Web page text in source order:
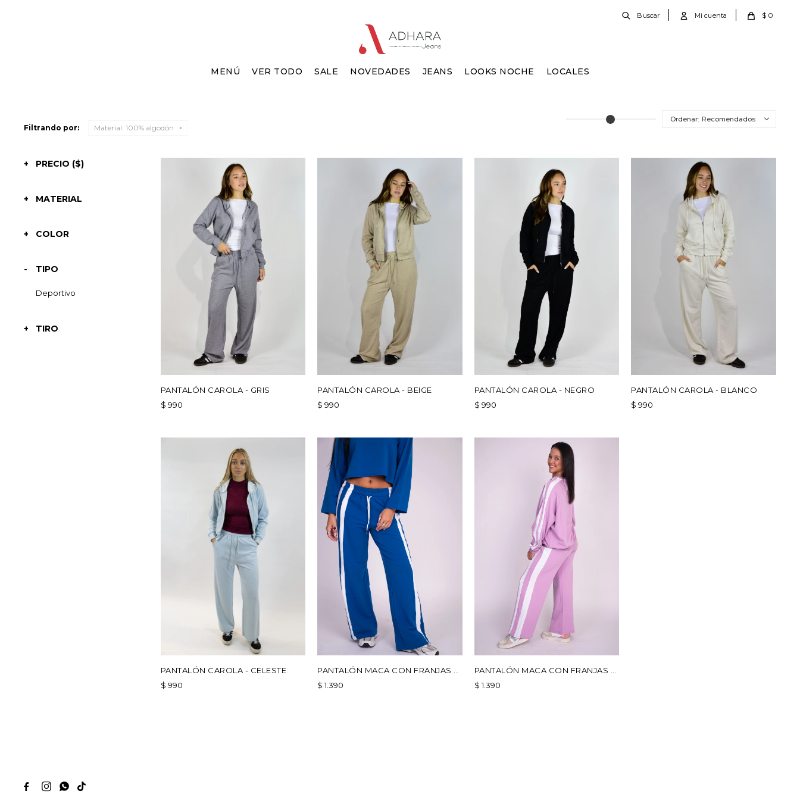
MENÚ VER TODO SALE NOVEDADES JEANS LOOKS NOCHE LOCALES
$ 0
Recomendados
Filtrando por: Material: 100% algodón
PANTALÓN CAROLA - GRIS
$ 990
PANTALÓN CAROLA - BEIGE
$ 990
PANTALÓN CAROLA - NEGRO
$ 990
PANTALÓN CAROLA - BLANCO
$ 990
PANTALÓN CAROLA - CELESTE
$ 990
PANTALÓN MACA CON FRANJAS -
AZUL
$ 1.390
PANTALÓN MACA CON FRANJAS -
ROSA
$ 1.390
PRECIO ($)
MATERIAL
COLOR
TIPO
Deportivo
TIRO
   